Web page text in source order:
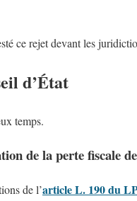
ce rejet devant les
d’État
temps.
de la perte fiscale
de l’article L. 190 du